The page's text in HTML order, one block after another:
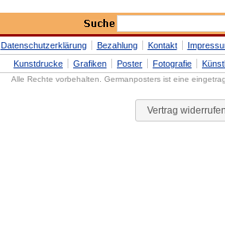
Datenschutzerklärung Bezahlung Kontakt
Kunstdrucke
Grafiken Poster Fotografie
Alle Rechte vorbehalten. Germanposters ist eine
Vertrag